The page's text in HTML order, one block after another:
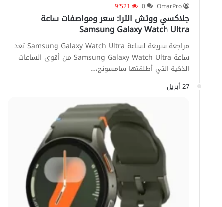
OmarPro
0 9٬521
جلاكسي ووتش الترا: سعر ومواصفات ساعة
Samsung Galaxy Watch Ultra
مراجعة سريعة لساعة Samsung Galaxy Watch Ultra تعد
ساعة Samsung Galaxy Watch Ultra من أقوى الساعات
الذكية التي أطلقتها سامسونج،…
27 أبريل